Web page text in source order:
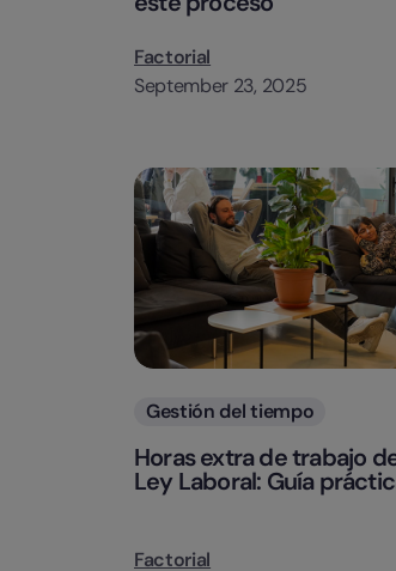
Factorial
September 23, 2025
Categorias
Gestión del tiempo
Horas extra de trabajo
Ley Laboral: Guía
Factorial